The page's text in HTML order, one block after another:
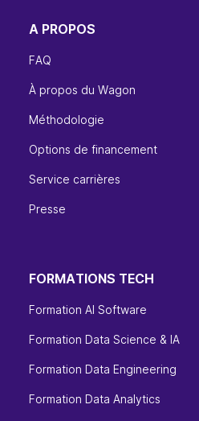
A PROPOS
FAQ
À propos du Wagon
Méthodologie
Options de financement
Service carrières
Presse
FORMATIONS TECH
Formation AI Software
Formation Data Science & IA
Formation Data Engineering
Formation Data Analytics